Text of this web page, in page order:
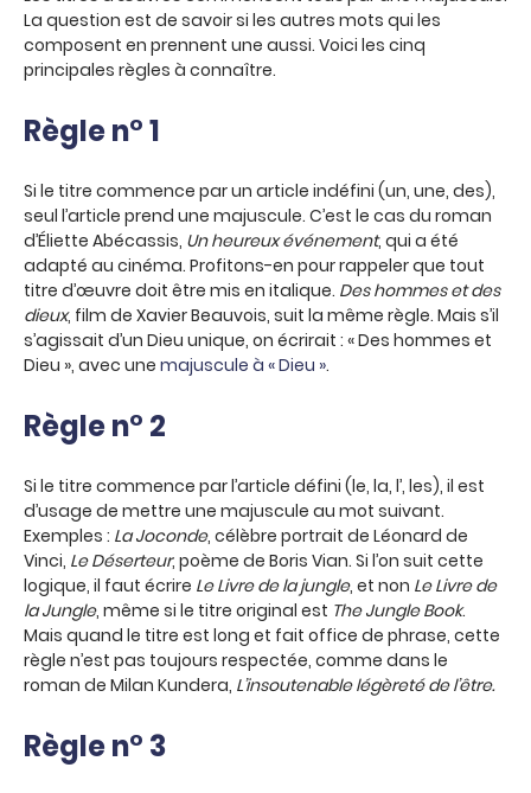
La question est de savoir si les autres mots qui les
composent en prennent une aussi. Voici les cinq
principales règles à connaître.
Règle n° 1
Si le titre commence par un article indéfini (un, une, des),
seul l’article prend une majuscule. C’est le cas du roman
d’Éliette Abécassis, Un heureux événement, qui a été
adapté au cinéma. Profitons-en pour rappeler que tout
titre d’œuvre doit être mis en italique. Des hommes et des
dieux, film de Xavier Beauvois, suit la même règle. Mais s’il
s’agissait d’un Dieu unique, on écrirait : « Des hommes et
Dieu », avec une majuscule à « Dieu ».
Règle n° 2
Si le titre commence par l’article défini (le, la, l’, les), il est
d’usage de mettre une majuscule au mot suivant.
Exemples : La Joconde, célèbre portrait de Léonard de
Vinci, Le Déserteur, poème de Boris Vian. Si l’on suit cette
logique, il faut écrire Le Livre de la jungle, et non Le Livre de
la Jungle, même si le titre original est The Jungle Book.
Mais quand le titre est long et fait office de phrase, cette
règle n’est pas toujours respectée, comme dans le
roman de Milan Kundera, L’insoutenable légèreté de l’être.
Règle n° 3